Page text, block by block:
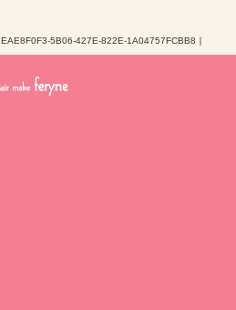
EAE8F0F3-5B06-427E-822E-1A04757FCBB8 ｜